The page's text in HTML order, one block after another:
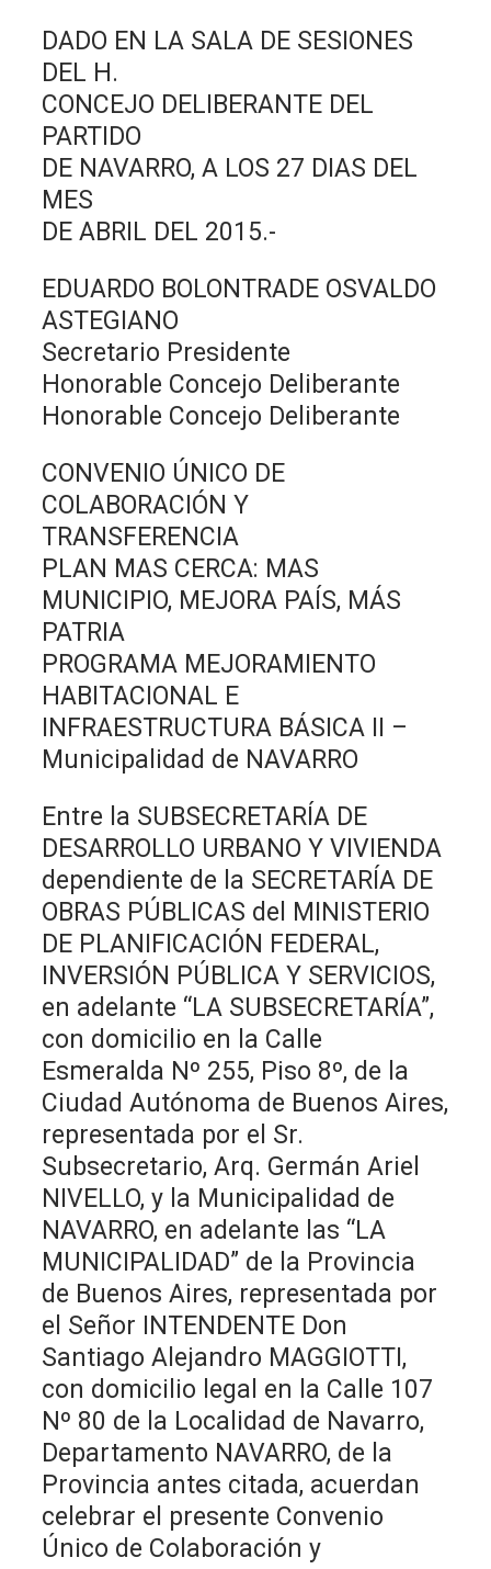
DADO EN LA SALA DE SESIONES
DEL H.
CONCEJO DELIBERANTE DEL
PARTIDO
DE NAVARRO, A LOS 27 DIAS DEL
MES
DE ABRIL DEL 2015.-
EDUARDO BOLONTRADE OSVALDO
ASTEGIANO
Secretario Presidente
Honorable Concejo Deliberante
Honorable Concejo Deliberante
CONVENIO ÚNICO DE
COLABORACIÓN Y
TRANSFERENCIA
PLAN MAS CERCA: MAS
MUNICIPIO, MEJORA PAÍS, MÁS
PATRIA
PROGRAMA MEJORAMIENTO
HABITACIONAL E
INFRAESTRUCTURA BÁSICA II –
Municipalidad de NAVARRO
Entre la SUBSECRETARÍA DE
DESARROLLO URBANO Y VIVIENDA
dependiente de la SECRETARÍA DE
OBRAS PÚBLICAS del MINISTERIO
DE PLANIFICACIÓN FEDERAL,
INVERSIÓN PÚBLICA Y SERVICIOS,
en adelante “LA SUBSECRETARÍA”,
con domicilio en la Calle
Esmeralda Nº 255, Piso 8º, de la
Ciudad Autónoma de Buenos Aires,
representada por el Sr.
Subsecretario, Arq. Germán Ariel
NIVELLO, y la Municipalidad de
NAVARRO, en adelante las “LA
MUNICIPALIDAD” de la Provincia
de Buenos Aires, representada por
el Señor INTENDENTE Don
Santiago Alejandro MAGGIOTTI,
con domicilio legal en la Calle 107
Nº 80 de la Localidad de Navarro,
Departamento NAVARRO, de la
Provincia antes citada, acuerdan
celebrar el presente Convenio
Único de Colaboración y